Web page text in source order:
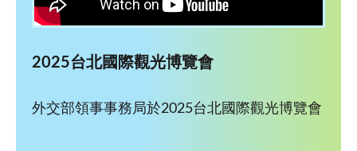
2025台北國際觀光博覽會
外交部領事事務局於2025台北國際觀光博覽會